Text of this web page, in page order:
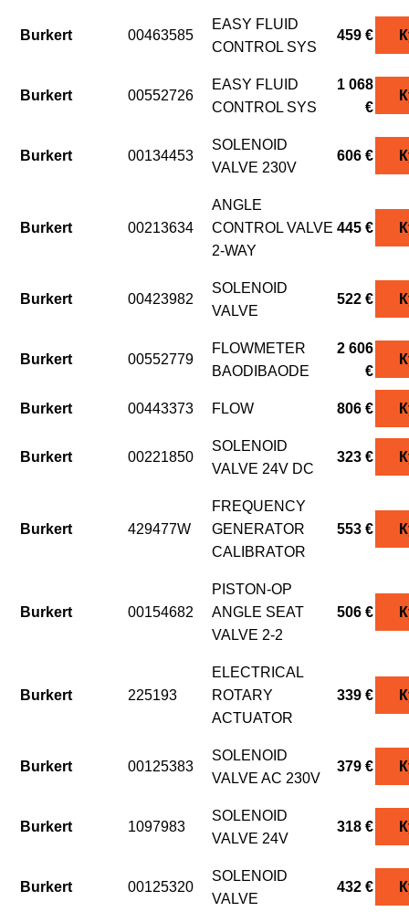
Burkert 00463585
EASY FLUID
CONTROL SYS
459 €
Burkert 00552726
EASY FLUID
CONTROL SYS
1 068
€
Burkert 00134453
SOLENOID
VALVE 230V
606 €
Burkert 00213634
ANGLE
CONTROL VALVE
2-WAY
445 €
Burkert 00423982
SOLENOID
VALVE
522 €
Burkert 00552779
FLOWMETER
BAODIBAODE
2 606
€
Burkert 00443373 FLOW 806 €
Burkert 00221850
SOLENOID
VALVE 24V DC
323 €
Burkert 429477W
FREQUENCY
GENERATOR
CALIBRATOR
553 €
Burkert 00154682
PISTON-OP
ANGLE SEAT
VALVE 2-2
506 €
Burkert 225193
ELECTRICAL
ROTARY
ACTUATOR
339 €
Burkert 00125383
SOLENOID
VALVE AC 230V
379 €
Burkert 1097983
SOLENOID
VALVE 24V
318 €
Burkert 00125320
SOLENOID
VALVE
432 €